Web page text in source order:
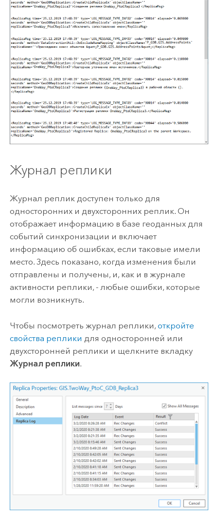
Журнал реплики
Журнал реплик доступен только для
односторонних и двухсторонних реплик. Он
отображает информацию в базе геоданных для
событий синхронизации и включает
информацию об ошибках, если таковые имели
место. Здесь показано, когда изменения были
отправлены и получены, и, как и в журнале
активности реплики, - любые ошибки, которые
могли возникнуть.
Чтобы посмотреть журнал реплики, откройте
свойства реплики для односторонней или
двухсторонней реплики и щелкните вкладку
Журнал реплики.